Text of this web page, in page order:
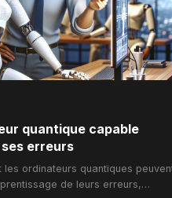
quantique capable
erreurs
les ordinateurs quantiques
de leurs erreurs,